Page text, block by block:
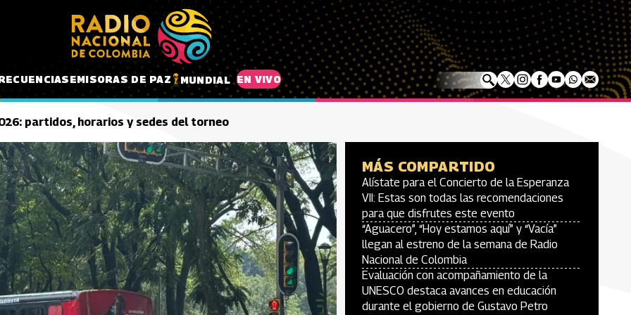
EMISORAS DE PAZ MUNDIAL EN VIVO
partidos, horarios y sedes del torneo
MÁS COMPARTIDO
Alístate para el Concierto de la Esperanza
VII: Estas son todas las recomendaciones
para que disfrutes este evento
“Aguacero”, “Hoy estamos aquí” y “Vacía”
llegan al estreno de la semana de Radio
Nacional de Colombia
Evaluación con acompañamiento de la
UNESCO destaca avances en educación
durante el gobierno de Gustavo Petro